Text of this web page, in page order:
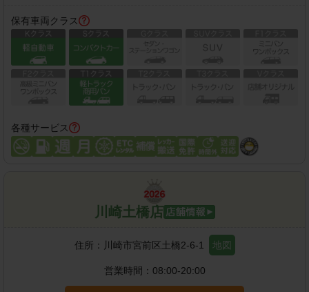
保有車両クラス
各種サービス
川崎土橋店
住所： 川崎市宮前区土橋2-6-1 地図
営業時間： 08:00-20:00